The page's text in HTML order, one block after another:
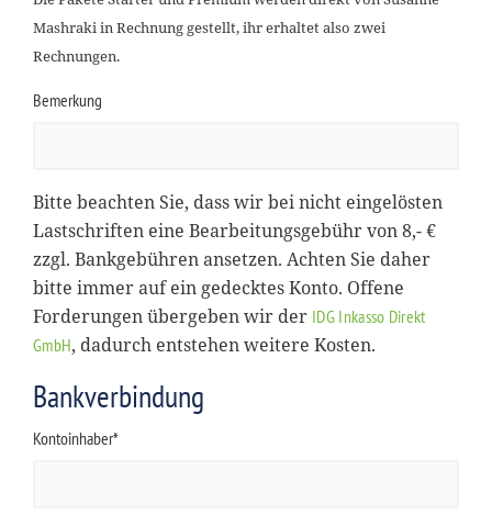
Mashraki in Rechnung gestellt, ihr erhaltet also zwei
Rechnungen.
Bemerkung
Bitte beachten Sie, dass wir bei nicht eingelösten
Lastschriften eine Bearbeitungsgebühr von 8,- €
zzgl. Bankgebühren ansetzen. Achten Sie daher
bitte immer auf ein gedecktes Konto. Offene
Forderungen übergeben wir der IDG Inkasso Direkt
GmbH, dadurch entstehen weitere Kosten.
Bankverbindung
Kontoinhaber*